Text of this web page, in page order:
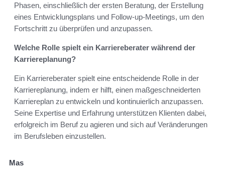
Phasen, einschließlich der ersten Beratung, der Erstellung
eines Entwicklungsplans und Follow-up-Meetings, um den
Fortschritt zu überprüfen und anzupassen.
Welche Rolle spielt ein Karriereberater während der
Karriereplanung?
Ein Karriereberater spielt eine entscheidende Rolle in der
Karriereplanung, indem er hilft, einen maßgeschneiderten
Karriereplan zu entwickeln und kontinuierlich anzupassen.
Seine Expertise und Erfahrung unterstützen Klienten dabei,
erfolgreich im Beruf zu agieren und sich auf Veränderungen
im Berufsleben einzustellen.
Mas